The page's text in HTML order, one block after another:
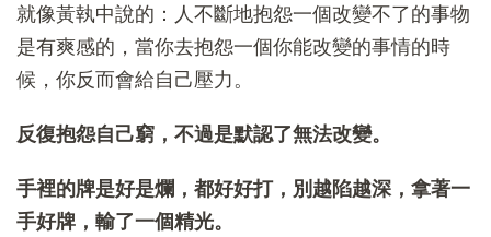
就像黃執中說的：人不斷地抱怨一個改變不了的事物
是有爽感的，當你去抱怨一個你能改變的事情的時
候，你反而會給自己壓力。
反復抱怨自己窮，不過是默認了無法改變。
手裡的牌是好是爛，都好好打，別越陷越深，拿著一
手好牌，輸了一個精光。